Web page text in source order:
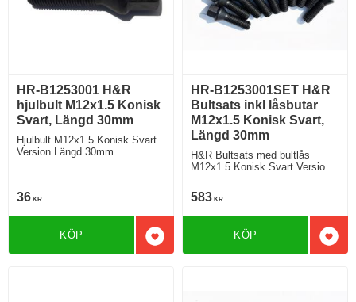
HR-B1253001 H&R
hjulbult M12x1.5 Konisk
Svart, Längd 30mm
Hjulbult M12x1.5 Konisk Svart
Version Längd 30mm
36 KR
Lägg till i favoriter
KÖP
HR-B1253001SET H&R
Bultsats inkl låsbutar
M12x1.5 Konisk Svart,
Längd 30mm
H&R Bultsats med bultlås
M12x1.5 Konisk Svart Version
583 KR
KÖP